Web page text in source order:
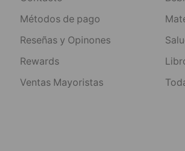
Métodos de pago
Reseñas y Opinones
Rewards
Ventas Mayoristas